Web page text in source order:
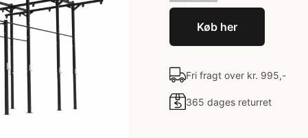
Køb her
Fri fragt over kr. 995,-
365 dages returret